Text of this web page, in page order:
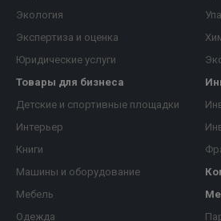
Экология
Экспертиза и оценка
Юридические услуги
Товары для бизнеса
Детские и спортивные площадки
Интерьер
Книги
Машины и оборудование
Мебель
Одежда